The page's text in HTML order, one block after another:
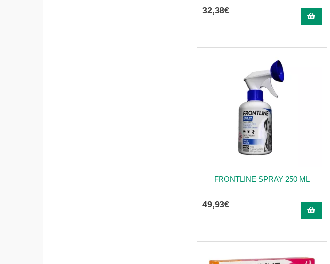
32,38€
FRONTLINE SPRAY 250 ML
49,93€